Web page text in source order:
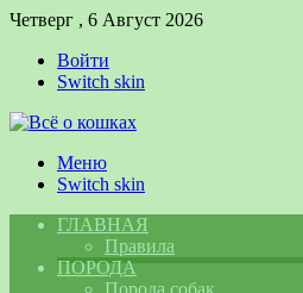
Четверг , 6 Август 2026
Войти
Switch skin
Меню
Switch skin
ГЛАВНАЯ
Правила
ПОРОДА
Порода собак